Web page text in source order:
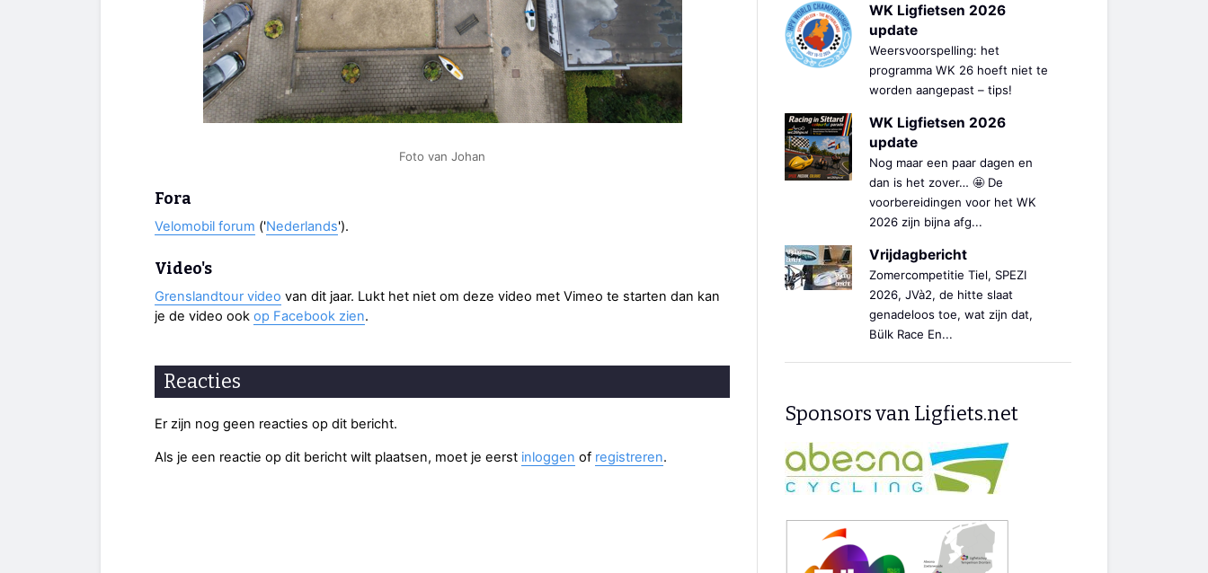
Foto van Johan
Fora
Velomobil forum ('Nederlands').
Video's
Grenslandtour video van dit jaar. Lukt het niet om deze video met Vimeo te starten dan kan
je de video ook op Facebook zien.
Reacties
Er zijn nog geen reacties op dit bericht.
Als je een reactie op dit bericht wilt plaatsen, moet je eerst inloggen of registreren.
WK Ligfietsen 2026
update
Weersvoorspelling: het
programma WK 26 hoeft niet te
worden aangepast – tips!
WK Ligfietsen 2026
update
Nog maar een paar dagen en
dan is het zover… 🤩 De
voorbereidingen voor het WK
2026 zijn bijna afg...
Vrijdagbericht
Zomercompetitie Tiel, SPEZI
2026, JVà2, de hitte slaat
genadeloos toe, wat zijn dat,
Bülk Race En...
Sponsors van Ligfiets.net